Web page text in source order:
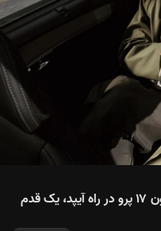
فناوری نه چندان جدید اما انقلابی آیفون ۱۷ پرو در راه آیپد، یک قدم